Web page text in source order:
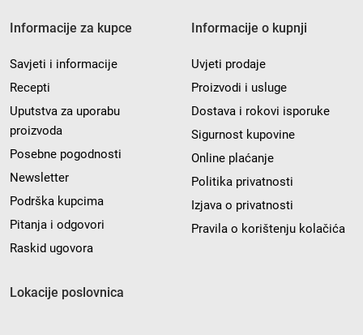
Informacije za kupce
Savjeti i informacije
Recepti
Uputstva za uporabu
proizvoda
Posebne pogodnosti
Newsletter
Podrška kupcima
Pitanja i odgovori
Raskid ugovora
Informacije o kupnji
Uvjeti prodaje
Proizvodi i usluge
Dostava i rokovi isporuke
Sigurnost kupovine
Online plaćanje
Politika privatnosti
Izjava o privatnosti
Pravila o korištenju kolačića
Lokacije poslovnica